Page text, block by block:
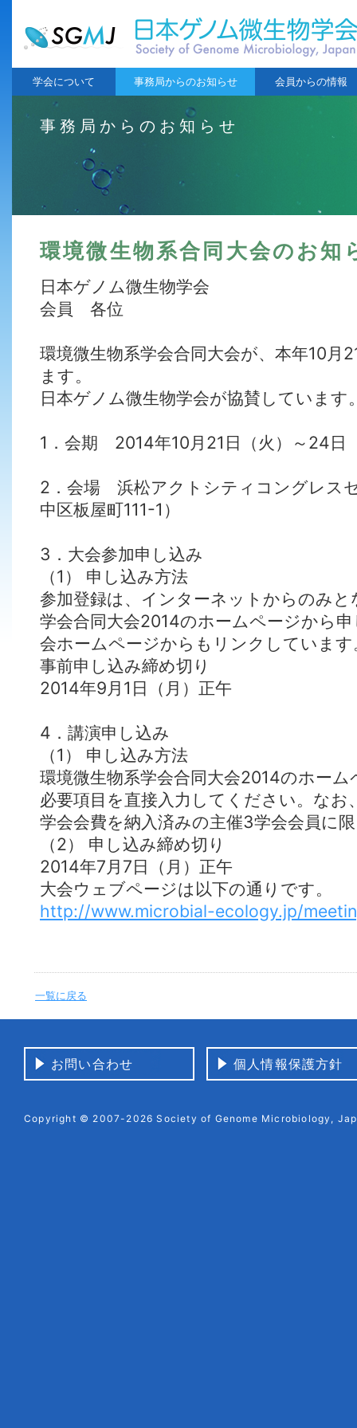
学会について 事務局からのお知らせ 会員からの情報
事務局からのお知らせ
環境微生物系合同大会のお知
日本ゲノム微生物学会
会員 各位
環境微生物系学会合同大会が、本年10月
ます。
日本ゲノム微生物学会が協賛しています
1．会期 2014年10月21日（火）～24日
2．会場 浜松アクトシティコングレス
中区板屋町111-1）
3．大会参加申し込み
（1） 申し込み方法
参加登録は、インターネットからのみ
学会合同大会2014のホームページから
会ホームページからもリンクしています
事前申し込み締め切り
2014年9月1日（月）正午
4．講演申し込み
（1） 申し込み方法
環境微生物系学会合同大会2014のホー
必要項目を直接入力してください。なお
学会会費を納入済みの主催3学会会員に
（2） 申し込み締め切り
2014年7月7日（月）正午
大会ウェブページは以下の通りです。
http://www.microbial-ecology.jp/
一覧に戻る
お問い合わせ 個人情報保護方針
Copyright © 2007-2026 Society of Genome Microbiology,